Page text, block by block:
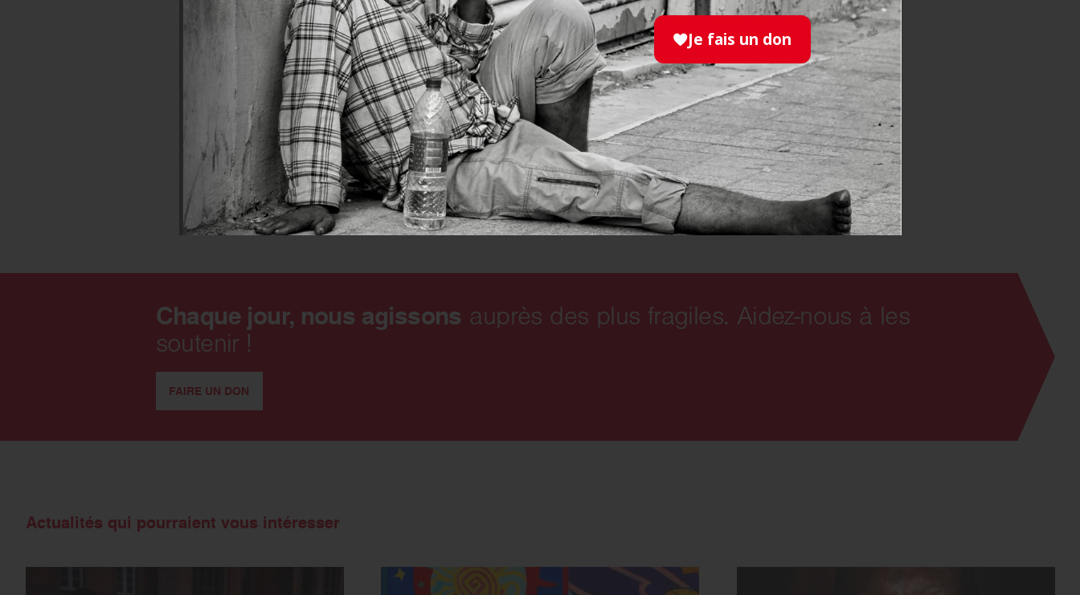
A Tours, nous avons été reçu par Ramzi, le bénévole de l’Ordre de Malte France qui vient
en aide aux nouveaux réfugiés. J’ai eu besoin de tourner une séquence non prévue au
départ et il a réussi à obtenir pour cela l’accord d’une famille irakienne… sachant que
mon directeur de la photo est lui-même un réfugié iranien ! Une situation un peu
particulière donc, mais tout s’est très bien passé. La famille nous a invités à partager un
repas : nous étions 3 mais il y en avait pour 15 ! Et le seul débat entre ces gens issus de
deux pays qui ont été en guerre autrefois a porté sur la supériorité ou non de la cuisine
iranienne sur la cuisine irakienne.
Chaque jour, nous agissons auprès des plus fragiles. Aidez-nous à les
soutenir !
FAIRE UN DON
Actualités qui pourraient vous intéresser
Je fais un don